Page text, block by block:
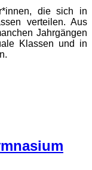
die sich in
verteilen. Aus
Jahrgängen
Klassen und in